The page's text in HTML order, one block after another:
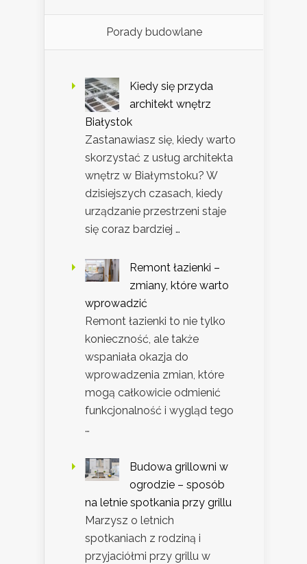
Porady budowlane
Kiedy się przyda
architekt wnętrz
Białystok
Zastanawiasz się, kiedy warto
skorzystać z usług architekta
wnętrz w Białymstoku? W
dzisiejszych czasach, kiedy
urządzanie przestrzeni staje
się coraz bardziej …
Remont łazienki –
zmiany, które warto
wprowadzić
Remont łazienki to nie tylko
konieczność, ale także
wspaniała okazja do
wprowadzenia zmian, które
mogą całkowicie odmienić
funkcjonalność i wygląd tego
…
Budowa grillowni w
ogrodzie – sposób
na letnie spotkania przy grillu
Marzysz o letnich
spotkaniach z rodziną i
przyjaciółmi przy grillu w